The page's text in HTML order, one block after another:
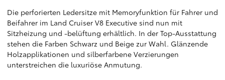
Die perforierten Ledersitze mit Memoryfunktion für Fahrer und
Beifahrer im Land Cruiser V8 Executive sind nun mit
Sitzheizung und -belüftung erhältlich. In der Top-Ausstattung
stehen die Farben Schwarz und Beige zur Wahl. Glänzende
Holzapplikationen und silberfarbene Verzierungen
unterstreichen die luxuriöse Anmutung.